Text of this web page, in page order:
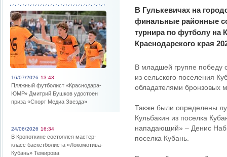
16/07/2026 13:43
Пляжный футболист «Краснодара-
ЮМР» Дмитрий Бушков удостоен
приза «Спорт Медиа Звезда»
24/06/2026 16:34
В Кропоткине состоялся мастер-
класс баскетболиста «Локомотива-
Кубань» Темирова
В Гулькевичах на
финальные районные
турнира по футболу на
Краснодарского края
В младшей группе победу
из сельского поселения
обладателями бронзовых
Также были определены
Кульбакин из поселка
нападающий» – Денис
поселка Кубань.